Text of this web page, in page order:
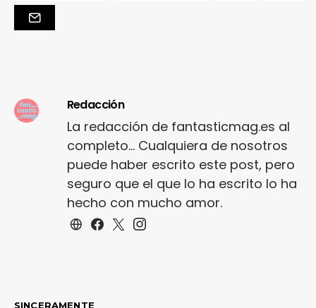
Redacción
La redacción de fantasticmag.es al
completo... Cualquiera de nosotros
puede haber escrito este post, pero
seguro que el que lo ha escrito lo ha
hecho con mucho amor.
SINCERAMENTE